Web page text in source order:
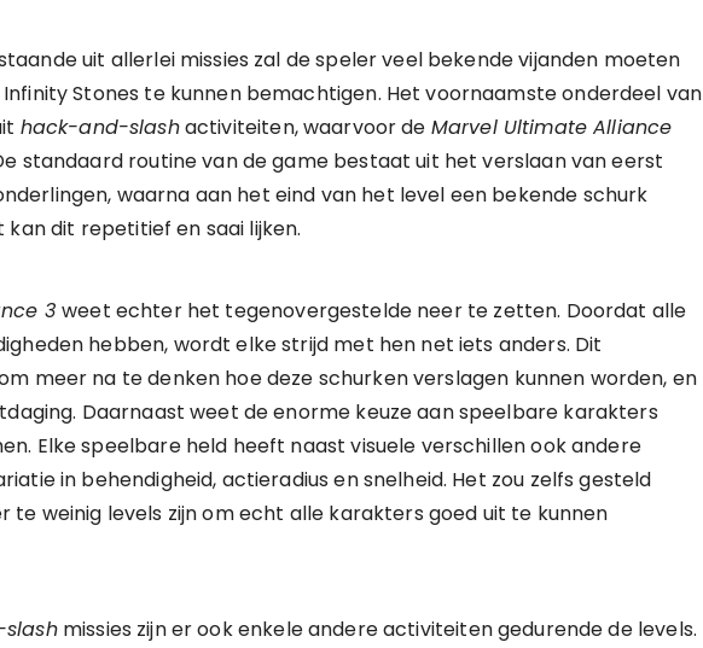
uit allerlei missies zal de speler veel bekende vijanden moeten
Stones te kunnen bemachtigen. Het voornaamste onderdeel van
hack-and-slashactiviteiten, waarvoor de Marvel Ultimate Alliance
standaard routine van de game bestaat uit het verslaan van eerst
waarna aan het eind van het level een bekende schurk
dit repetitief en saai lijken.
3weet echter het tegenovergestelde neer te zetten. Doordat alle
hebben, wordt elke strijd met hen net iets anders. Dit
meer na te denken hoe deze schurken verslagen kunnen worden, en
Daarnaast weet de enorme keuze aan speelbare karakters
Elke speelbare held heeft naast visuele verschillen ook andere
in behendigheid, actieradius en snelheid. Het zou zelfs gesteld
te weinig levels zijn om echt alle karakters goed uit te kunnen
missies zijn er ook enkele andere activiteiten gedurende de levels.